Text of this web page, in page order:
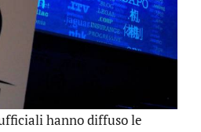
hanno diffuso le